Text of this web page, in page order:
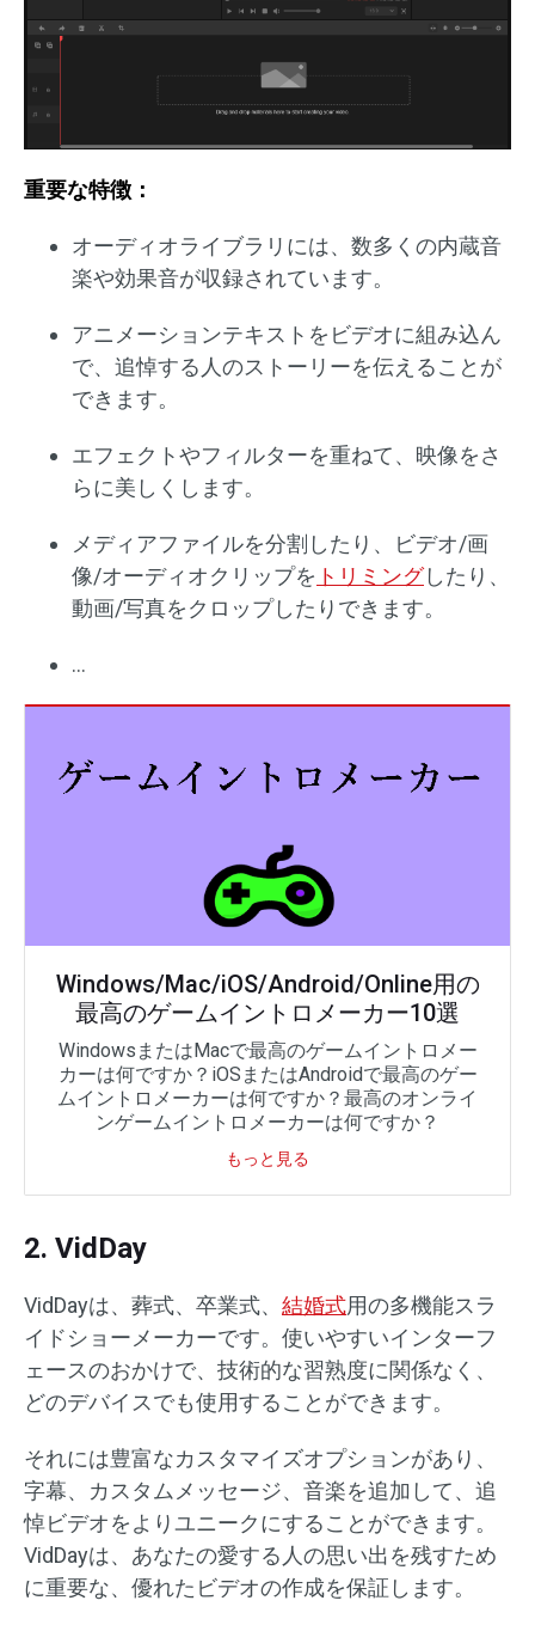
重要な特徴：
オーディオライブラリには、数多くの内蔵音
楽や効果音が収録されています。
アニメーションテキストをビデオに組み込ん
で、追悼する人のストーリーを伝えることが
できます。
エフェクトやフィルターを重ねて、映像をさ
らに美しくします。
メディアファイルを分割したり、ビデオ/画
像/オーディオクリップを トリミングしたり、
動画/写真をクロップしたりできます。
…
Windows/Mac/iOS/Android/Online用の
最高のゲームイントロメーカー10選
WindowsまたはMacで最高のゲームイントロメー
カーは何ですか？iOSまたはAndroidで最高のゲー
ムイントロメーカーは何ですか？最高のオンライ
ンゲームイントロメーカーは何ですか？
もっと見る
2. VidDay
VidDayは、葬式、卒業式、 結婚式用の多機能スラ
イドショーメーカーです。使いやすいインターフ
ェースのおかけで、技術的な習熟度に関係なく、
どのデバイスでも使用することができます。
それには豊富なカスタマイズオプションがあり、
字幕、カスタムメッセージ、音楽を追加して、追
悼ビデオをよりユニークにすることができます。
VidDayは、あなたの愛する人の思い出を残すため
に重要な、優れたビデオの作成を保証します。